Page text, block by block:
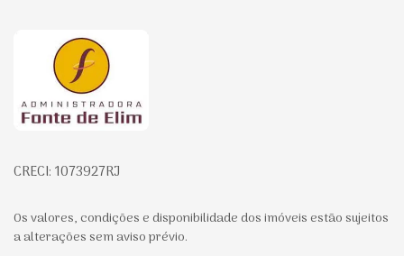
Página inicial
CRECI: 1073927RJ
Os valores, condições e disponibilidade dos imóveis estão sujeitos
a alterações sem aviso prévio.